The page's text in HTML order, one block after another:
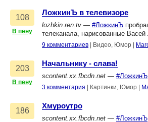
108
В пену
ЛожкинЪ в телевизоре
lozhkin.ren.tv — #ЛожкинЪ
телеканала, нарисованные
9 комментариев Видео, Юмор
203
В пену
Начальнику - слава!
scontent.xx.fbcdn.net — #ЛожкинЪ
3 комментария Картинки, Юмор
186
Хмуроутро
scontent.xx.fbcdn.net — #ЛожкинЪ